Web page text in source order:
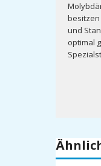
und
optimal